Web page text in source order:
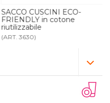
SACCO CUSCINI ECO-
FRIENDLY in cotone
riutilizzabile
(ART. 3630)